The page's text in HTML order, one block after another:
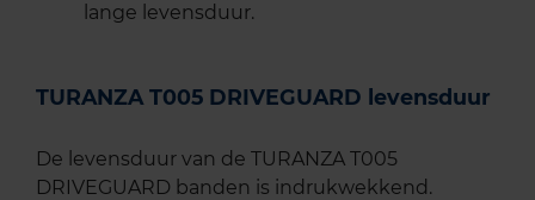
lange levensduur.
TURANZA T005 DRIVEGUARD levensduur
De levensduur van de TURANZA T005
DRIVEGUARD banden is indrukwekkend.